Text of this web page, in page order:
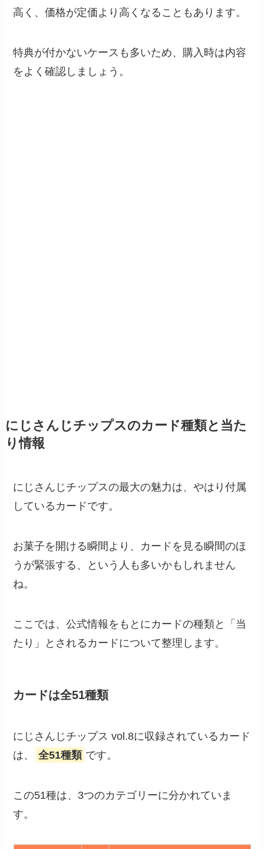
高く、価格が定価より高くなることもあります。
特典が付かないケースも多いため、購入時は内容
をよく確認しましょう。
にじさんじチップスのカード種類と当た
り情報
にじさんじチップスの最大の魅力は、やはり付属
しているカードです。
お菓子を開ける瞬間より、カードを見る瞬間のほ
うが緊張する、という人も多いかもしれません
ね。
ここでは、公式情報をもとにカードの種類と「当
たり」とされるカードについて整理します。
カードは全51種類
にじさんじチップス vol.8に収録されているカード
は、
全51種類 です。
この51種は、3つのカテゴリーに分かれていま
す。